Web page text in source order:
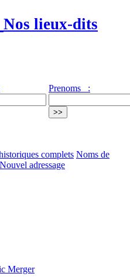
Nos lieux-dits
Prenoms :
complets Noms de
Nouvel adressage
Merger